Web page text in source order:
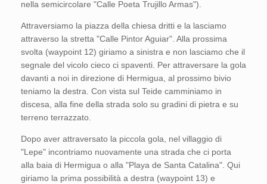
nella semicircolare "Calle Poeta Trujillo Armas").
Attraversiamo la piazza della chiesa dritti e la lasciamo
attraverso la stretta "Calle Pintor Aguiar". Alla prossima
svolta (waypoint 12) giriamo a sinistra e non lasciamo che il
segnale del vicolo cieco ci spaventi. Per attraversare la gola
davanti a noi in direzione di Hermigua, al prossimo bivio
teniamo la destra. Con vista sul Teide camminiamo in
discesa, alla fine della strada solo su gradini di pietra e su
terreno terrazzato.
Dopo aver attraversato la piccola gola, nel villaggio di
"Lepe" incontriamo nuovamente una strada che ci porta
alla baia di Hermigua o alla "Playa de Santa Catalina". Qui
giriamo la prima possibilità a destra (waypoint 13) e